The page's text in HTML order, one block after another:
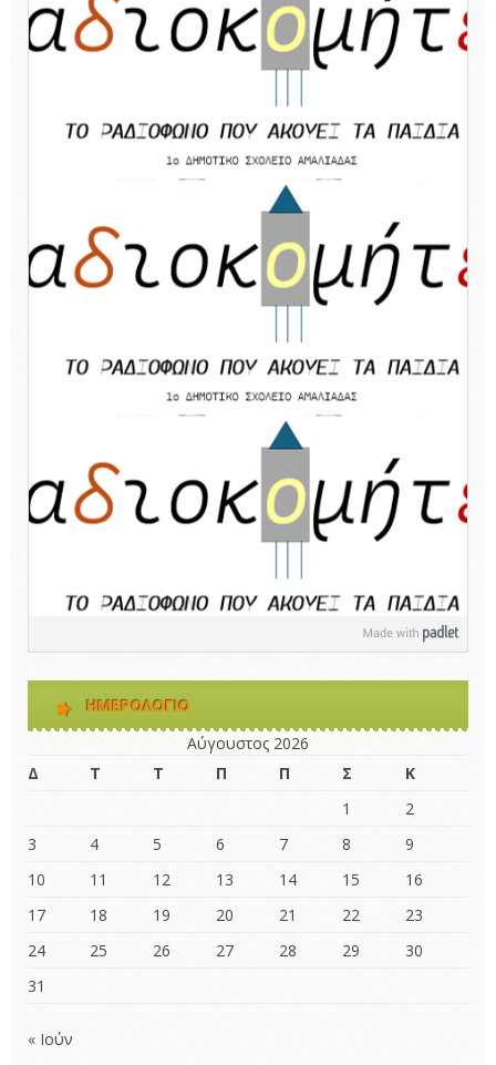
ΗΜΕΡΟΛΌΓΙΟ
Αύγουστος 2026
Δ
Τ Τ Π Π Σ
Κ
1
2
3
4 5 6 7 8
9
10
11 12 13 14 15
16
17
18 19 20 21 22
23
24
25 26 27 28 29
30
31
« Ιούν